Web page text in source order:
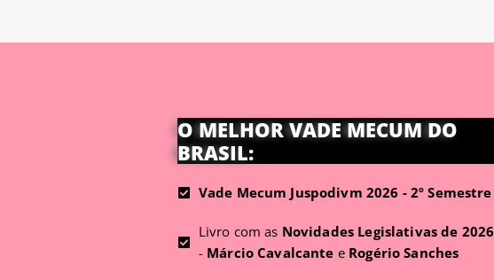
O MELHOR VADE MECUM DO
BRASIL:
Vade Mecum Juspodivm 2026 - 2º Semestre
Livro com as Novidades Legislativas de 2026
- Márcio Cavalcante e Rogério Sanches